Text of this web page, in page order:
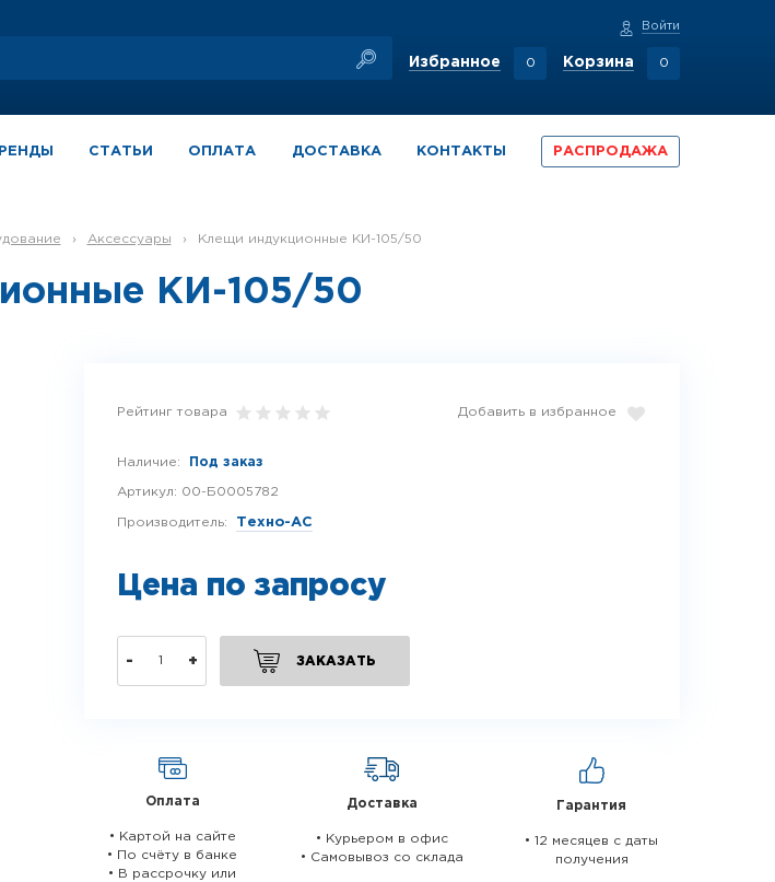
0
Избранное 0
Корзина
Войти
СТАТЬИ ОПЛАТА ДОСТАВКА КОНТАКТЫ РАСПРОДАЖА
› Аксессуары › Клещи индукционные КИ-105/50
КИ-105/50
Рейтинг товара Добавить в избранное
Наличие: Под заказ
Артикул: 00-Б0005782
Производитель: Техно-АС
Цена по запросу
- + ЗАКАЗАТЬ
Оплата
• Картой на сайте
• По счёту в банке
• В рассрочку или
Доставка
• Курьером в офис
• Самовывоз со склада
Гарантия
• 12 месяцев c даты
получения